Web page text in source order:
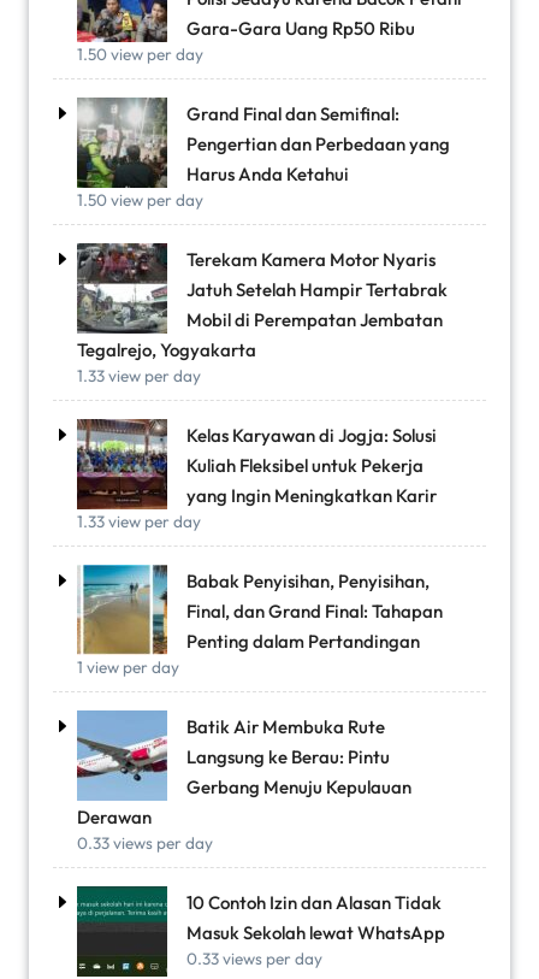
Gara-Gara Uang Rp50 Ribu
1.50 view per day
Grand Final dan Semifinal:
Pengertian dan Perbedaan yang
Harus Anda Ketahui
1.50 view per day
Terekam Kamera Motor Nyaris
Jatuh Setelah Hampir Tertabrak
Mobil di Perempatan Jembatan
Tegalrejo, Yogyakarta
1.33 view per day
Kelas Karyawan di Jogja: Solusi
Kuliah Fleksibel untuk Pekerja
yang Ingin Meningkatkan Karir
1.33 view per day
Babak Penyisihan, Penyisihan,
Final, dan Grand Final: Tahapan
Penting dalam Pertandingan
1 view per day
Batik Air Membuka Rute
Langsung ke Berau: Pintu
Gerbang Menuju Kepulauan
Derawan
0.33 views per day
10 Contoh Izin dan Alasan Tidak
Masuk Sekolah lewat WhatsApp
0.33 views per day